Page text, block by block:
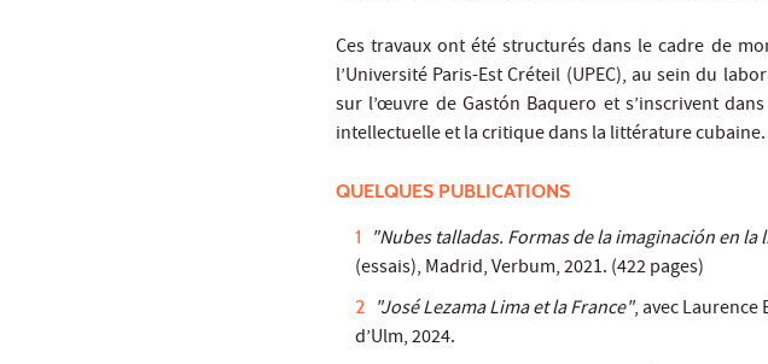
Ces travaux ont été structurés dans le cadre de
l’Université Paris-Est Créteil (UPEC), au sein du
sur l’œuvre de Gastón Baquero et s’inscrivent
intellectuelle et la critique dans la littérature cubaine.
QUELQUES PUBLICATIONS
"Nubes talladas. Formas de la imaginación en
(essais), Madrid, Verbum, 2021. (422 pages)
"José Lezama Lima et la France", avec Laurence
d’Ulm, 2024.